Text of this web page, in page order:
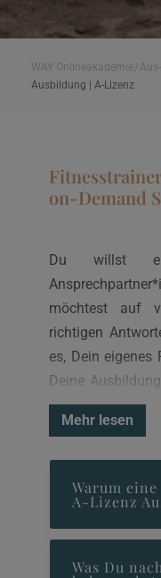
WAY Onlineakademie/
Ausbildung | A-Lizenz
on-Demand
Du willst
möchtest auf
richtigen
es, Dein
Deine
bei Deinen
maximal und
höchste
Sports bietet
Mehr lesen
Warum
A-Lizenz
Was Du